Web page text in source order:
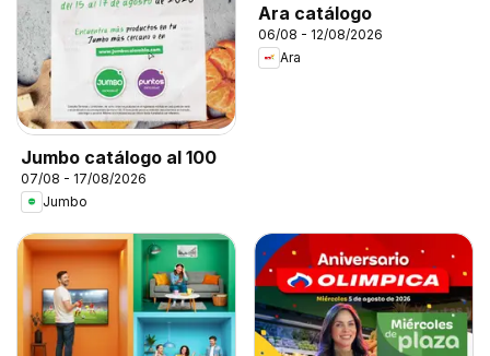
Jumbo catálogo al 100
07/08 - 17/08/2026
Jumbo
Ara catálogo
06/08 - 12/08/2026
Ara